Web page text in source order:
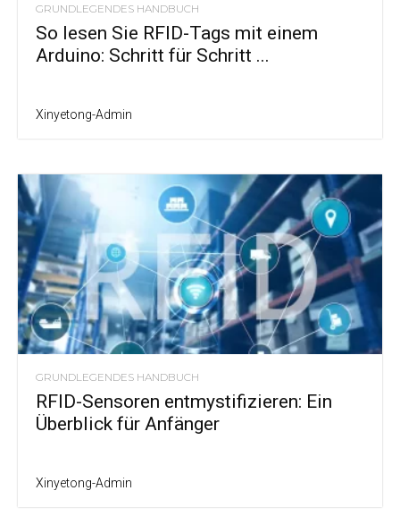
GRUNDLEGENDES HANDBUCH
So lesen Sie RFID-Tags mit einem
Arduino: Schritt für Schritt ...
Xinyetong-Admin
GRUNDLEGENDES HANDBUCH
RFID-Sensoren entmystifizieren: Ein
Überblick für Anfänger
Xinyetong-Admin